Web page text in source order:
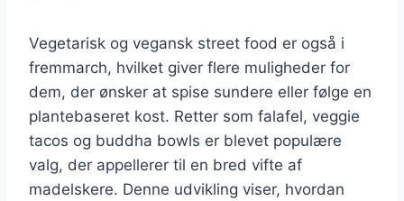
Vegetarisk og vegansk street food er også i
fremmarch, hvilket giver flere muligheder for
dem, der ønsker at spise sundere eller følge en
plantebaseret kost. Retter som falafel, veggie
tacos og buddha bowls er blevet populære
valg, der appellerer til en bred vifte af
madelskere. Denne udvikling viser, hvordan